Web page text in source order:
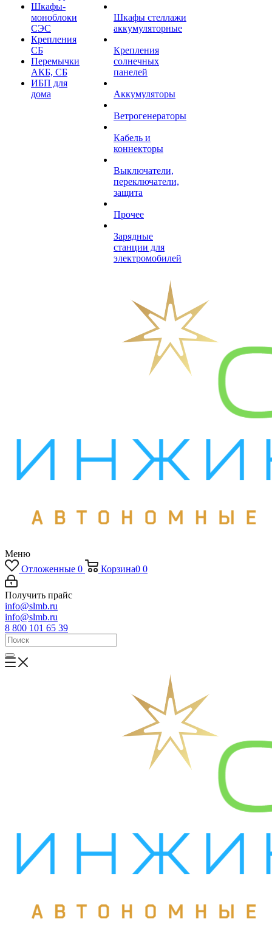
Шкафы-
моноблоки
СЭС
Крепления
СБ
Перемычки
АКБ, СБ
ИБП для
дома
Шкафы стеллажи
аккумуляторные
Крепления
солнечных
панелей
Аккумуляторы
Ветрогенераторы
Кабель и
коннекторы
Выключатели,
переключатели,
защита
Прочее
Зарядные
станции для
электромобилей
Меню
Отложенные 0 Корзина0 0
Получить прайс
info@slmb.ru
info@slmb.ru
8 800 101 65 39